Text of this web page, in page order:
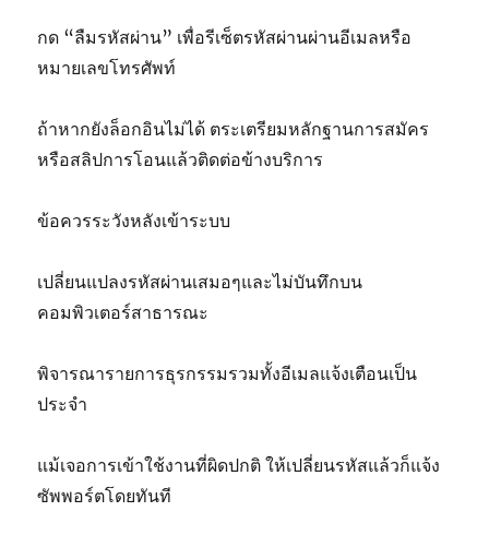
กด “ลืมรหัสผ่าน” เพื่อรีเซ็ตรหัสผ่านผ่านอีเมลหรือ
หมายเลขโทรศัพท์
ถ้าหากยังล็อกอินไม่ได้ ตระเตรียมหลักฐานการสมัคร
หรือสลิปการโอนแล้วติดต่อข้างบริการ
ข้อควรระวังหลังเข้าระบบ
เปลี่ยนแปลงรหัสผ่านเสมอๆและไม่บันทึกบน
คอมพิวเตอร์สาธารณะ
พิจารณารายการธุรกรรมรวมทั้งอีเมลแจ้งเตือนเป็น
ประจำ
แม้เจอการเข้าใช้งานที่ผิดปกติ ให้เปลี่ยนรหัสแล้วก็แจ้ง
ซัพพอร์ตโดยทันที